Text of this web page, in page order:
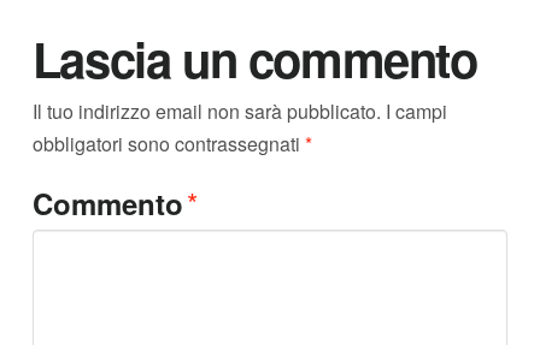
Lascia un commento
Il tuo indirizzo email non sarà pubblicato. I campi
obbligatori sono contrassegnati *
Commento*